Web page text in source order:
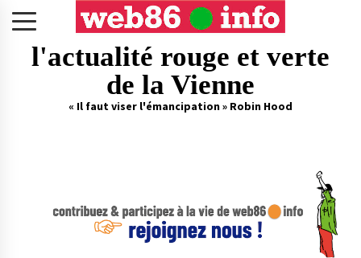
l'actualité rouge et verte
de la Vienne
« Il faut viser l'émancipation » Robin Hood